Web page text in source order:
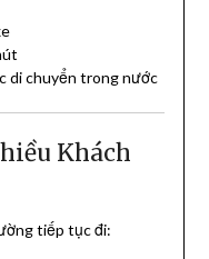
di chuyển trong nước
Khách
tiếp tục đi: